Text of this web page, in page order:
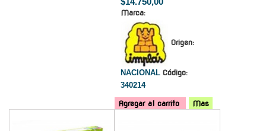
Marca:
Origen:
NACIONAL Código:
340214
Agregar al carrito
Mas